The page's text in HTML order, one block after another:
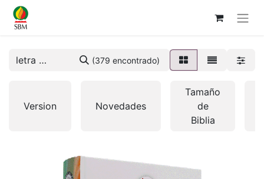
(379 encontrado)
Version Novedades
Tamaño
de
Biblia